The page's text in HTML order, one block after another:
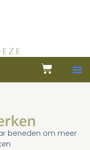
beneden om meer